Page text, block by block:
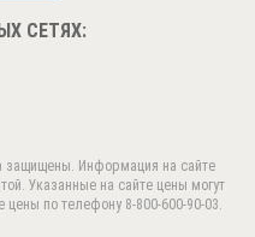
СЕТЯХ:
Информация на сайте
Указанные на сайте цены могут
цены по телефону 8-800-600-90-03.